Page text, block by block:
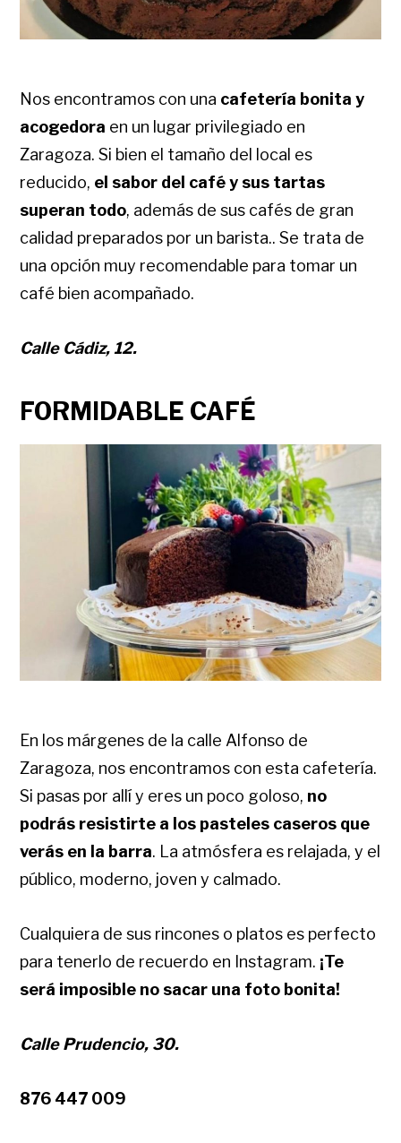
Nos encontramos con una cafetería bonita y
acogedora en un lugar privilegiado en
Zaragoza. Si bien el tamaño del local es
reducido, el sabor del café y sus tartas
superan todo, además de sus cafés de gran
calidad preparados por un barista.. Se trata de
una opción muy recomendable para tomar un
café bien acompañado.
Calle Cádiz, 12.
FORMIDABLE CAFÉ
En los márgenes de la calle Alfonso de
Zaragoza, nos encontramos con esta cafetería.
Si pasas por allí y eres un poco goloso, no
podrás resistirte a los pasteles caseros que
verás en la barra. La atmósfera es relajada, y el
público, moderno, joven y calmado.
Cualquiera de sus rincones o platos es perfecto
para tenerlo de recuerdo en Instagram. ¡Te
será imposible no sacar una foto bonita!
Calle Prudencio, 30.
876 447 009